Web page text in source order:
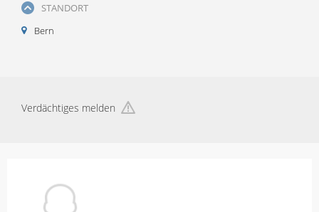
STANDORT
Bern
Verdächtiges melden